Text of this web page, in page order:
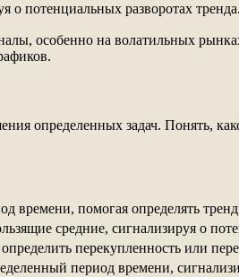
о потенциальных разворотах тренда.
особенно на волатильных
определенных задач. Понять,
времени, помогая определять
средние, сигнализируя о
перекупленность или
период времени,